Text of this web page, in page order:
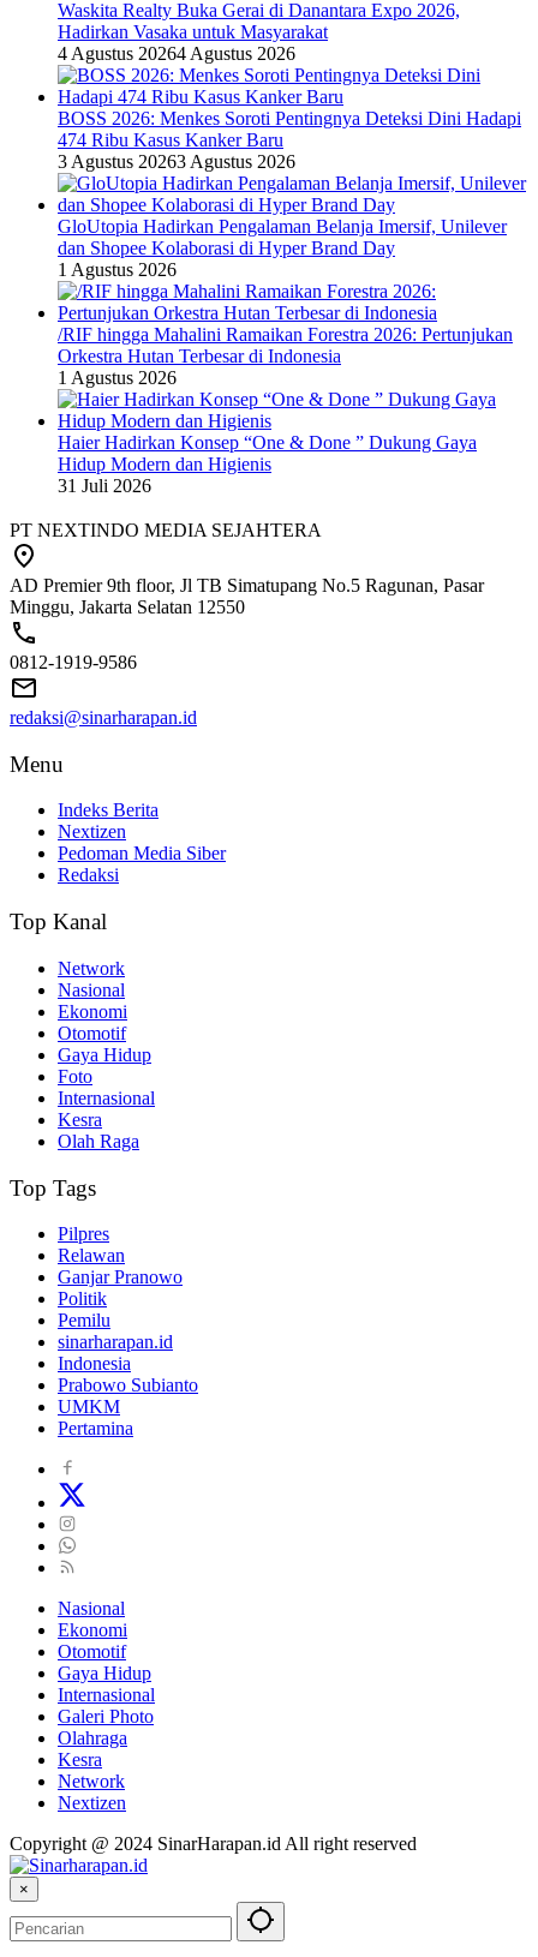
Waskita Realty Buka Gerai di Danantara Expo 2026,
Hadirkan Vasaka untuk Masyarakat
4 Agustus 20264 Agustus 2026
BOSS 2026: Menkes Soroti Pentingnya Deteksi Dini Hadapi
474 Ribu Kasus Kanker Baru
3 Agustus 20263 Agustus 2026
GloUtopia Hadirkan Pengalaman Belanja Imersif, Unilever
dan Shopee Kolaborasi di Hyper Brand Day
1 Agustus 2026
/RIF hingga Mahalini Ramaikan Forestra 2026: Pertunjukan
Orkestra Hutan Terbesar di Indonesia
1 Agustus 2026
Haier Hadirkan Konsep “One & Done ” Dukung Gaya
Hidup Modern dan Higienis
31 Juli 2026
PT NEXTINDO MEDIA SEJAHTERA
AD Premier 9th floor, Jl TB Simatupang No.5 Ragunan, Pasar
Minggu, Jakarta Selatan 12550
0812-1919-9586
redaksi@sinarharapan.id
Menu
Indeks Berita
Nextizen
Pedoman Media Siber
Redaksi
Top Kanal
Network
Nasional
Ekonomi
Otomotif
Gaya Hidup
Foto
Internasional
Kesra
Olah Raga
Top Tags
Pilpres
Relawan
Ganjar Pranowo
Politik
Pemilu
sinarharapan.id
Indonesia
Prabowo Subianto
UMKM
Pertamina
Nasional
Ekonomi
Otomotif
Gaya Hidup
Internasional
Galeri Photo
Olahraga
Kesra
Network
Nextizen
Copyright @ 2024 SinarHarapan.id All right reserved
×